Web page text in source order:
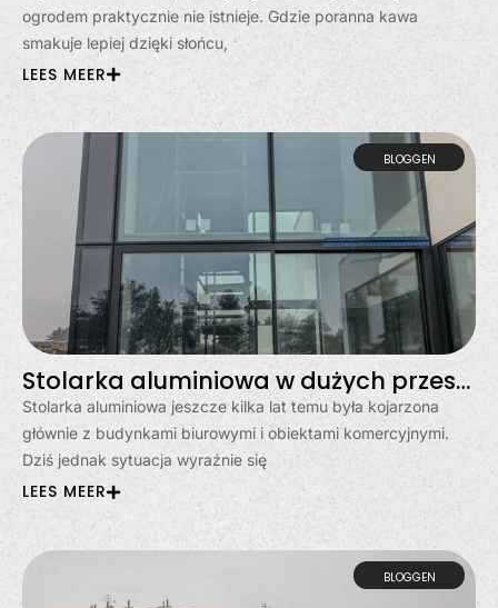
ogrodem praktycznie nie istnieje. Gdzie poranna kawa
smakuje lepiej dzięki słońcu,
LEES MEER
BLOGGEN
Stolarka aluminiowa w dużych przeszkleniach? Moda, czy stały trend?
Stolarka aluminiowa jeszcze kilka lat temu była kojarzona
głównie z budynkami biurowymi i obiektami komercyjnymi.
Dziś jednak sytuacja wyraźnie się
LEES MEER
BLOGGEN